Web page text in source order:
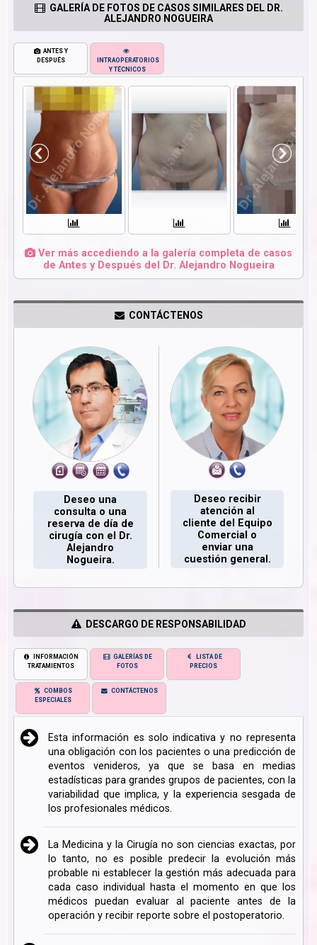
GALERÍA DE FOTOS DE CASOS SIMILARES DEL DR.
ALEJANDRO NOGUEIRA
ANTES Y
DESPUÉS
INTRAOPERATORIOS
Y TÉCNICOS
Ver más accediendo a la galería completa de casos
de Antes y Después del Dr. Alejandro Nogueira
CONTÁCTENOS
Deseo una
consulta o una
reserva de día de
cirugía con el Dr.
Alejandro
Nogueira.
Deseo recibir
atención al
cliente del Equipo
Comercial o
enviar una
cuestión general.
DESCARGO DE RESPONSABILIDAD
INFORMACIÓN
TRATAMIENTOS
GALERÍAS DE
FOTOS
LISTA DE
PRECIOS
COMBOS
ESPECIALES
CONTÁCTENOS
Esta información es solo indicativa y no representa
una obligación con los pacientes o una predicción de
eventos venideros, ya que se basa en medias
estadísticas para grandes grupos de pacientes, con la
variabilidad que implica, y la experiencia sesgada de
los profesionales médicos.
La Medicina y la Cirugía no son ciencias exactas, por
lo tanto, no es posible predecir la evolución más
probable ni establecer la gestión más adecuada para
cada caso individual hasta el momento en que los
médicos puedan evaluar al paciente antes de la
operación y recibir reporte sobre el postoperatorio.